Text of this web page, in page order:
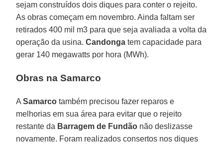
sejam construídos dois diques para conter o rejeito.
As obras começam em novembro. Ainda faltam ser
retirados 400 mil m3 para que seja avaliada a volta da
operação da usina.Candonga tem capacidade para
gerar 140 megawatts por hora (MWh).
Obras na Samarco
ASamarco também precisou fazer reparos e
melhorias em sua área para evitar que o rejeito
restante da Barragem de Fundão não deslizasse
novamente. Foram realizados consertos nos diques